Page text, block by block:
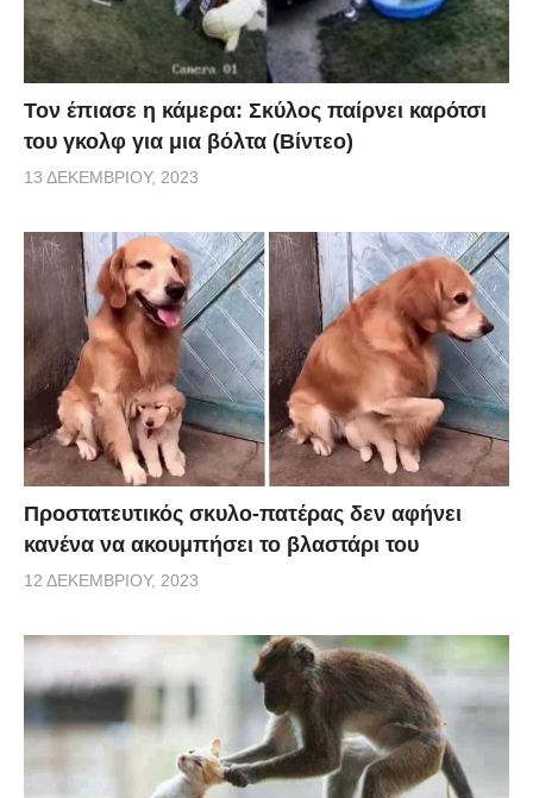
Τον έπιασε η κάμερα: Σκύλος παίρνει καρότσι
του γκολφ για μια βόλτα (Βίντεο)
13 ΔΕΚΕΜΒΡΊΟΥ, 2023
Προστατευτικός σκυλο-πατέρας δεν αφήνει
κανένα να ακουμπήσει το βλαστάρι του
12 ΔΕΚΕΜΒΡΊΟΥ, 2023